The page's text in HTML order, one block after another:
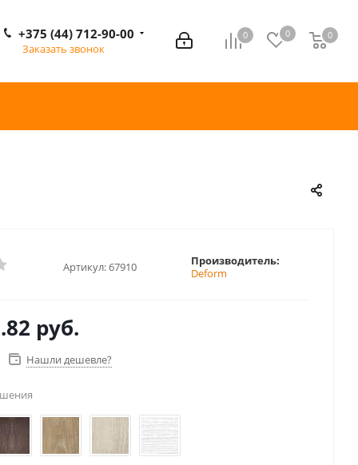
0 0 0
0
+375 (44) 712-90-00
Заказать звонок
Артикул:67910
Производитель:
Deform
руб.
Нашли дешевле?